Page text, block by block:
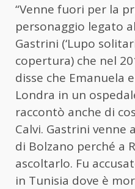
“Venne fuori per la
personaggio legato
Gastrini (‘Lupo
copertura) che nel
disse che Emanuela
Londra in un
raccontò anche di
Calvi. Gastrini
di Bolzano perché a
ascoltarlo. Fu
in Tunisia dove è